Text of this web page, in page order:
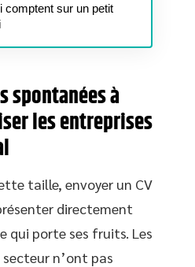
comptent sur un petit
spontanées à
les entreprises
taille, envoyer un CV
directement
qui porte ses fruits. Les
n’ont pas